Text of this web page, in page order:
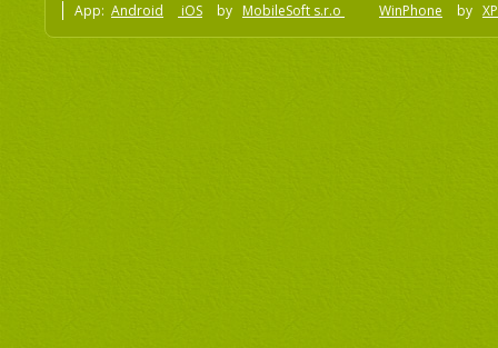
App: Android iOS by MobileSoft s.r.o WinPhone by